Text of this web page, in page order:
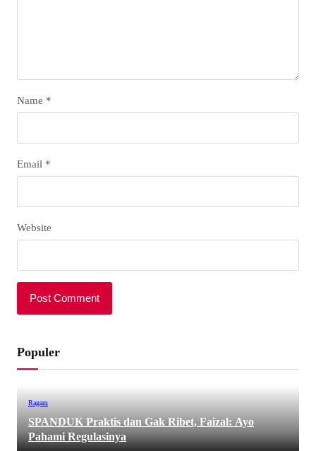
Name *
Email *
Website
Populer
Ragam
SPANDUK Praktis dan Gak Ribet, Faizal: Ayo
Pahami Regulasinya